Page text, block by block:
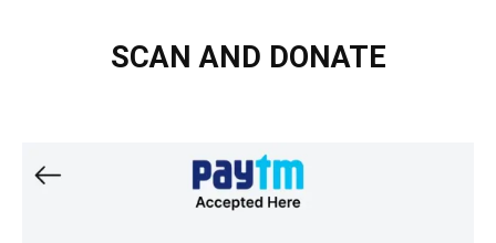
SCAN AND DONATE